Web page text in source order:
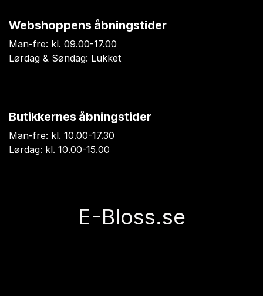
Webshoppens åbningstider
Man-fre: kl. 09.00-17.00
Lørdag & Søndag: Lukket
Butikkernes åbningstider
Man-fre: kl. 10.00-17.30
Lørdag: kl. 10.00-15.00
E-Bloss.se